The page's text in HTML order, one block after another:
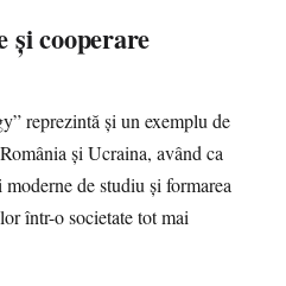
și cooperare
reprezintă și un exemplu de
și Ucraina, având ca
de studiu și formarea
într-o societate tot mai